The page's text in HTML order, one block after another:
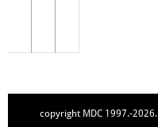
copyright MDC 1997.-2026.